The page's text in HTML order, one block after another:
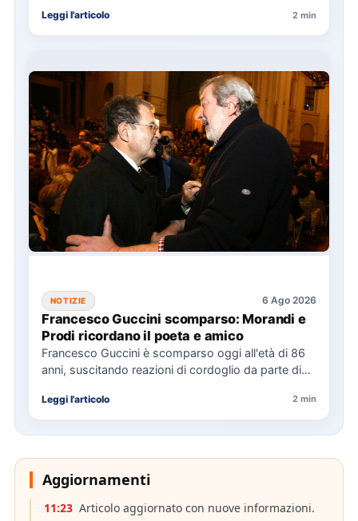
Leggi l'articolo 2 min
NOTIZIE 6 Ago 2026
Francesco Guccini scomparso: Morandi e
Prodi ricordano il poeta e amico
Francesco Guccini è scomparso oggi all'età di 86
anni, suscitando reazioni di cordoglio da parte di
Leggi l'articolo 2 min
Aggiornamenti
11:23 Articolo aggiornato con nuove informazioni.